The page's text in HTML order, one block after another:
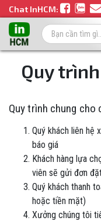
Chat InHCM:
Quy
Quy trình chung cho
Quý khách liên hệ
báo giá
Khách hàng lựa
viên sẽ gửi đơn
Quý khách thanh
hoặc tiền mặt)
Xưởng chúng tôi